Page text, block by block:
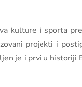
kulture i sporta
projekti i
je i prvi u